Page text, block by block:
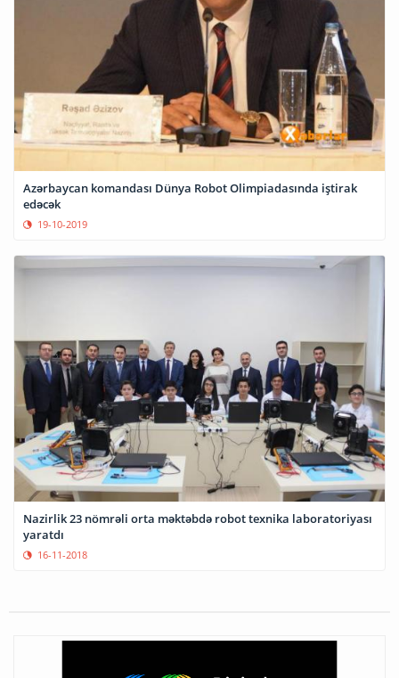
Azərbaycan komandası Dünya Robot Olimpiadasında iştirak
edəcək
19-10-2019
Nazirlik 23 nömrəli orta məktəbdə robot texnika laboratoriyası
yaratdı
16-11-2018